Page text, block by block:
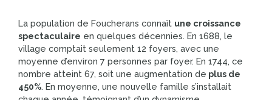
La population de Foucherans connaît une croissance
spectaculaire en quelques décennies. En 1688, le
village comptait seulement 12 foyers, avec une
moyenne d’environ 7 personnes par foyer. En 1744, ce
nombre atteint 67, soit une augmentation de plus de
450%. En moyenne, une nouvelle famille s’installait